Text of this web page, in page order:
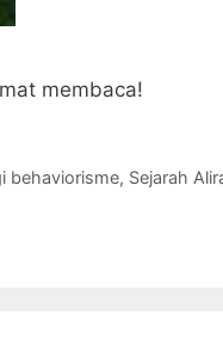
membaca!
behaviorisme, Sejarah